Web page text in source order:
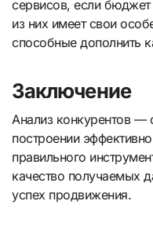
сервисов, если
из них имеет свои
способные дополнить
Заключение
Анализ конкурентов —
построении
правильного
качество получаемых
успех продвижения.